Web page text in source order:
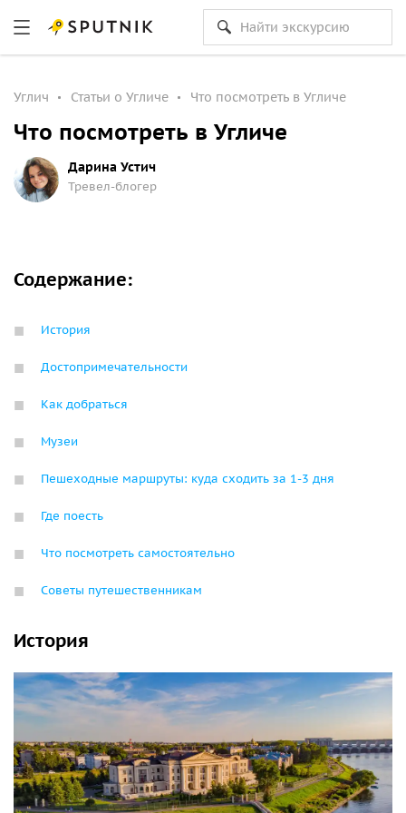
Углич Статьи о Угличе Что посмотреть в Угличе
Что посмотреть в Угличе
Дарина Устич
Тревел-блогер
Содержание:
История
Достопримечательности
Как добраться
Музеи
Пешеходные маршруты: куда сходить за 1-3 дня
Где поесть
Что посмотреть самостоятельно
Советы путешественникам
История